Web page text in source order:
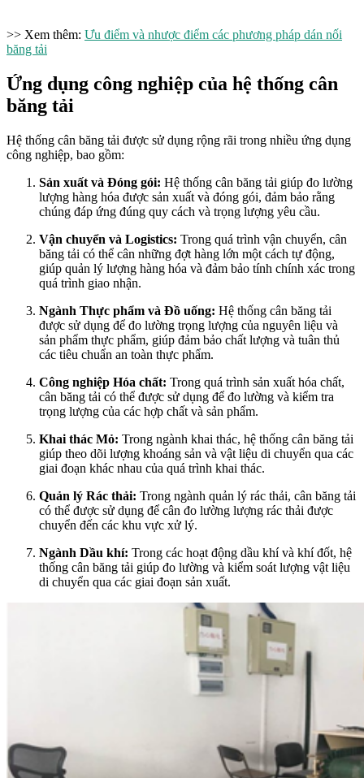
>> Xem thêm: Ưu điểm và nhược điểm các phương pháp dán nối
băng tải
Ứng dụng công nghiệp của hệ thống cân
băng tải
Hệ thống cân băng tải được sử dụng rộng rãi trong nhiều ứng dụng
công nghiệp, bao gồm:
Sản xuất và Đóng gói: Hệ thống cân băng tải giúp đo lường
lượng hàng hóa được sản xuất và đóng gói, đảm bảo rằng
chúng đáp ứng đúng quy cách và trọng lượng yêu cầu.
Vận chuyển và Logistics: Trong quá trình vận chuyển, cân
băng tải có thể cân những đợt hàng lớn một cách tự động,
giúp quản lý lượng hàng hóa và đảm bảo tính chính xác trong
quá trình giao nhận.
Ngành Thực phẩm và Đồ uống: Hệ thống cân băng tải
được sử dụng để đo lường trọng lượng của nguyên liệu và
sản phẩm thực phẩm, giúp đảm bảo chất lượng và tuân thủ
các tiêu chuẩn an toàn thực phẩm.
Công nghiệp Hóa chất: Trong quá trình sản xuất hóa chất,
cân băng tải có thể được sử dụng để đo lường và kiểm tra
trọng lượng của các hợp chất và sản phẩm.
Khai thác Mỏ: Trong ngành khai thác, hệ thống cân băng tải
giúp theo dõi lượng khoáng sản và vật liệu di chuyển qua các
giai đoạn khác nhau của quá trình khai thác.
Quản lý Rác thải: Trong ngành quản lý rác thải, cân băng tải
có thể được sử dụng để cân đo lường lượng rác thải được
chuyển đến các khu vực xử lý.
Ngành Dầu khí: Trong các hoạt động dầu khí và khí đốt, hệ
thống cân băng tải giúp đo lường và kiểm soát lượng vật liệu
di chuyển qua các giai đoạn sản xuất.